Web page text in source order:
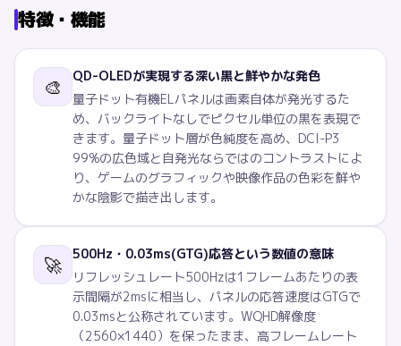
特徴・機能
🎨
QD-OLEDが実現する深い黒と鮮やかな発色
量子ドット有機ELパネルは画素自体が発光するた
め、バックライトなしでピクセル単位の黒を表現で
きます。量子ドット層が色純度を高め、DCI-P3
99%の広色域と自発光ならではのコントラストによ
り、ゲームのグラフィックや映像作品の色彩を鮮や
かな陰影で描き出します。
🚀
500Hz・0.03ms(GTG)応答という数値の意味
リフレッシュレート500Hzは1フレームあたりの表
示間隔が2msに相当し、パネルの応答速度はGTGで
0.03msと公称されています。WQHD解像度
（2560×1440）を保ったまま、高フレームレート